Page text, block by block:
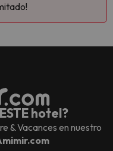
hotel?
& Vacances en nuestro